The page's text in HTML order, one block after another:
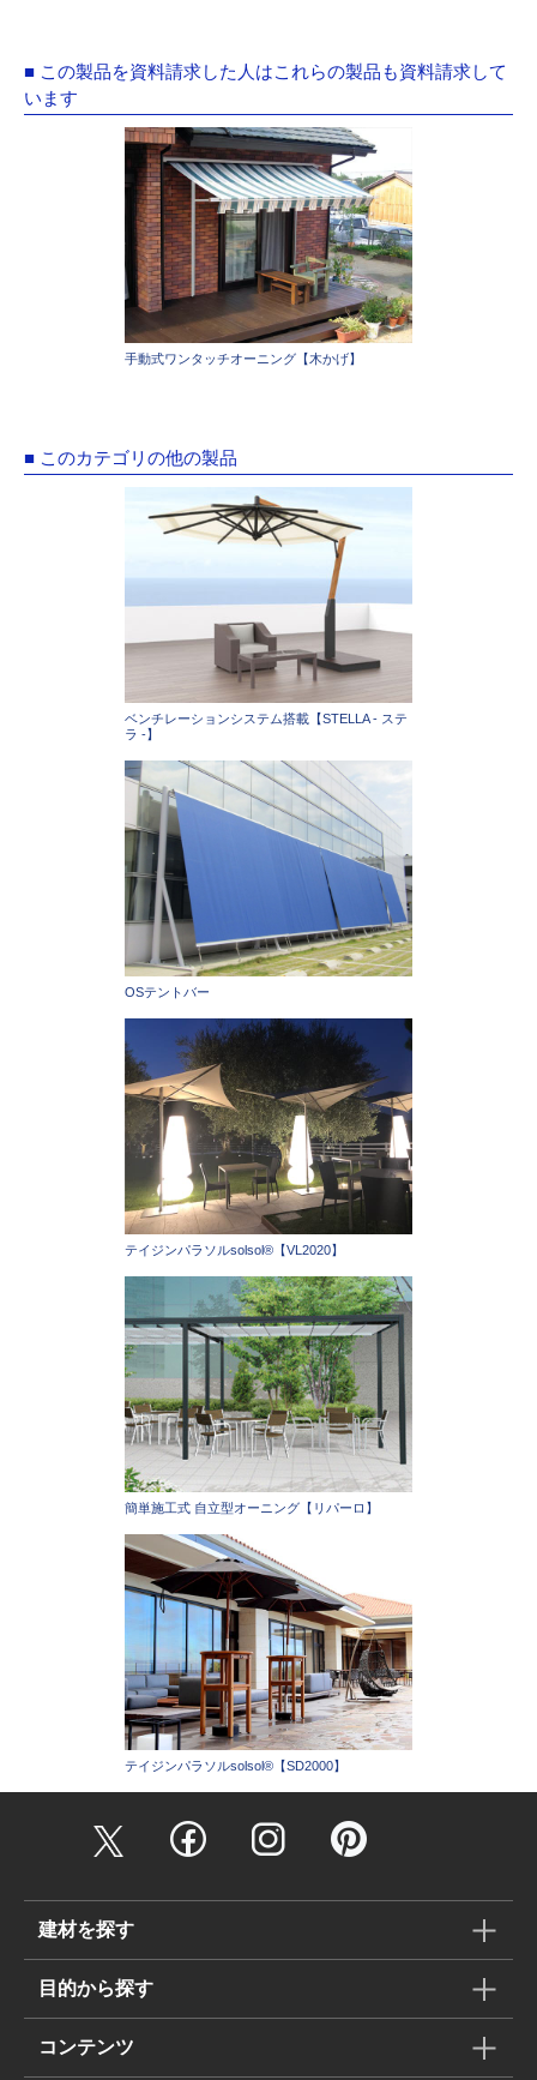
■ この製品を資料請求した人はこれらの製品も資料請求して
います
手動式ワンタッチオーニング【木かげ】
■ このカテゴリの他の製品
ベンチレーションシステム搭載【STELLA - ステ
ラ -】
OSテントバー
テイジンパラソルsolsol®︎【VL2020】
簡単施工式 自立型オーニング【リパーロ】
テイジンパラソルsolsol®︎【SD2000】
建材を探す
目的から探す
コンテンツ